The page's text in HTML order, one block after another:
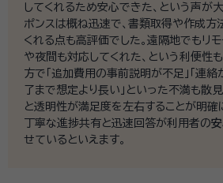
してくれるため安心できた、という声が
ポンスは概ね迅速で、書類取得や作成方
くれる点も高評価でした。遠隔地でもリ
や夜間も対応してくれた、という利便性
方で「追加費用の事前説明が不足」「連絡
了まで想定より長い」といった不満も散
と透明性が満足度を左右することが明確
丁寧な進捗共有と迅速回答が利用者の
せているといえます。